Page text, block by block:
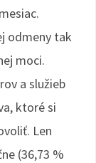
odmeny tak
moci.
a služieb
ktoré si
Len
(36,73 %